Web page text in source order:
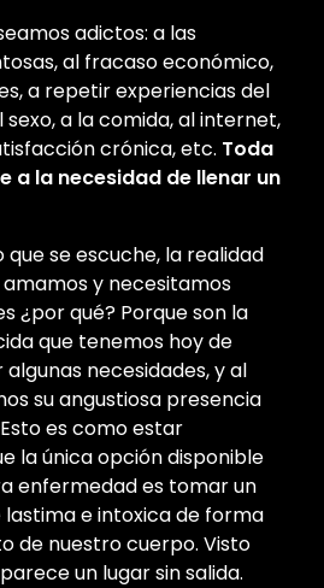
adictos: a las
al fracaso económico,
a repetir experiencias del
sexo, a la comida, al internet,
crónica, etc. Toda
a la necesidad de llenar un
que se escuche, la realidad
y necesitamos
¿por qué? Porque son la
que tenemos hoy de
necesidades, y al
su angustiosa presencia
es como estar
la única opción disponible
enfermedad es tomar un
e intoxica de forma
de nuestro cuerpo. Visto
un lugar sin salida.